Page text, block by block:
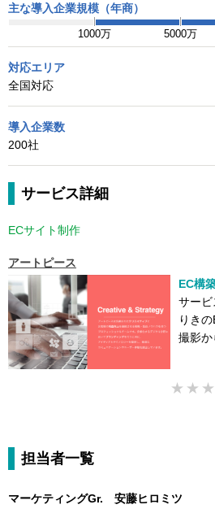
主な導入企業規模（年商）
1000万 5000万
対応エリア
全国対応
導入企業数
200社
サービス詳細
ECサイト制作
アートピース
EC構
サー
りき
撮影か
担当者一覧
マーケティングGr. 安藤ヒロミツ